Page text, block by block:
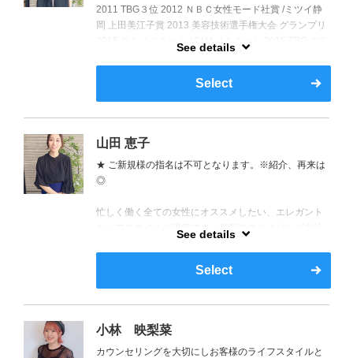
2011 TBG３位 2012 ＮＢＣ女性モード社賞 /ミツイ静
岡 上田美江子賞 2013 美容技術選手権大会 グランプリ
See details
Select
山田 恵子
★ ご新規様の指名は不可となります。※紹介、再来は
◎
忙しく働く全ての女性にオススメしたい、エレガント
に楽しい時間を過ごせると嬉しいです。なお、平日の
ご予約は２時までとさせて頂きますので、ご了承くだ
さい。
See details
Select
小林 映梨菜
カウンセリングを大切にしお客様のライフスタイルと